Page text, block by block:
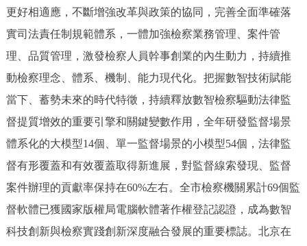
更好相適應，不斷增強改革與政策的協同，完善全面準確落
實司法責任制規範體系，一體加強檢察業務管理、案件管
理、品質管理，激發檢察人員幹事創業的內生動力，持續推
動檢察理念、體系、機制、能力現代化。把握數智技術賦能
當下、蓄勢未來的時代特徵，持續釋放數智檢察驅動法律監
督提質增效的重要引擎和關鍵變數作用，全年研發監督場景
體系化的大模型14個、單一監督場景的小模型54個，法律監
督有形覆蓋和有效覆蓋取得新進展，對監督線索發現、監督
案件辦理的貢獻率保持在60%左右。全市檢察機關累計69個監
督軟體已獲國家版權局電腦軟體著作權登記認證，成為數智
科技創新與檢察實踐創新深度融合發展的重要標誌。北京在